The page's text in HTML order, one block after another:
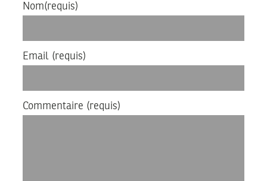
Nom(requis)
Email (requis)
Commentaire (requis)